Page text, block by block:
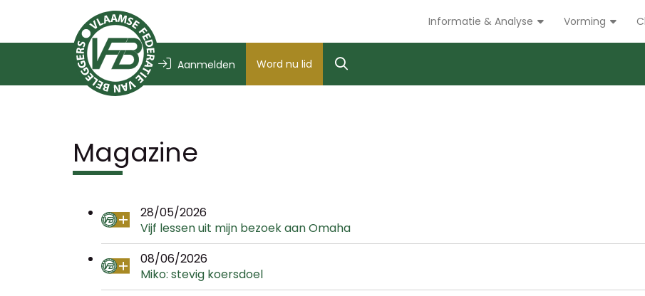
Informatie & Analyse Vorming
Aanmelden Word nu lid
Magazine
28/05/2026
Vijf lessen uit mijn bezoek aan Omaha
08/06/2026
Miko: stevig koersdoel